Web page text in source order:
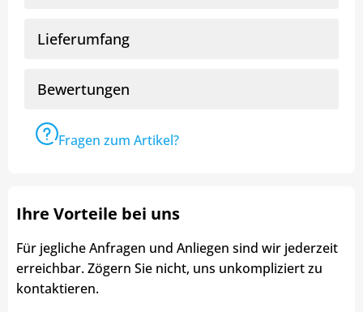
Lieferumfang
Bewertungen
Fragen zum Artikel?
Ihre Vorteile bei uns
Für jegliche Anfragen und Anliegen sind wir jederzeit
erreichbar. Zögern Sie nicht, uns unkompliziert zu
kontaktieren.